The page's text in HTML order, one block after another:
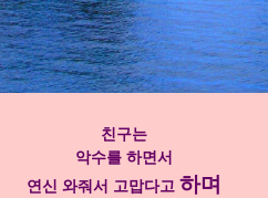
친구는
악수를 하면서
연신 와줘서 고맙다고 하며